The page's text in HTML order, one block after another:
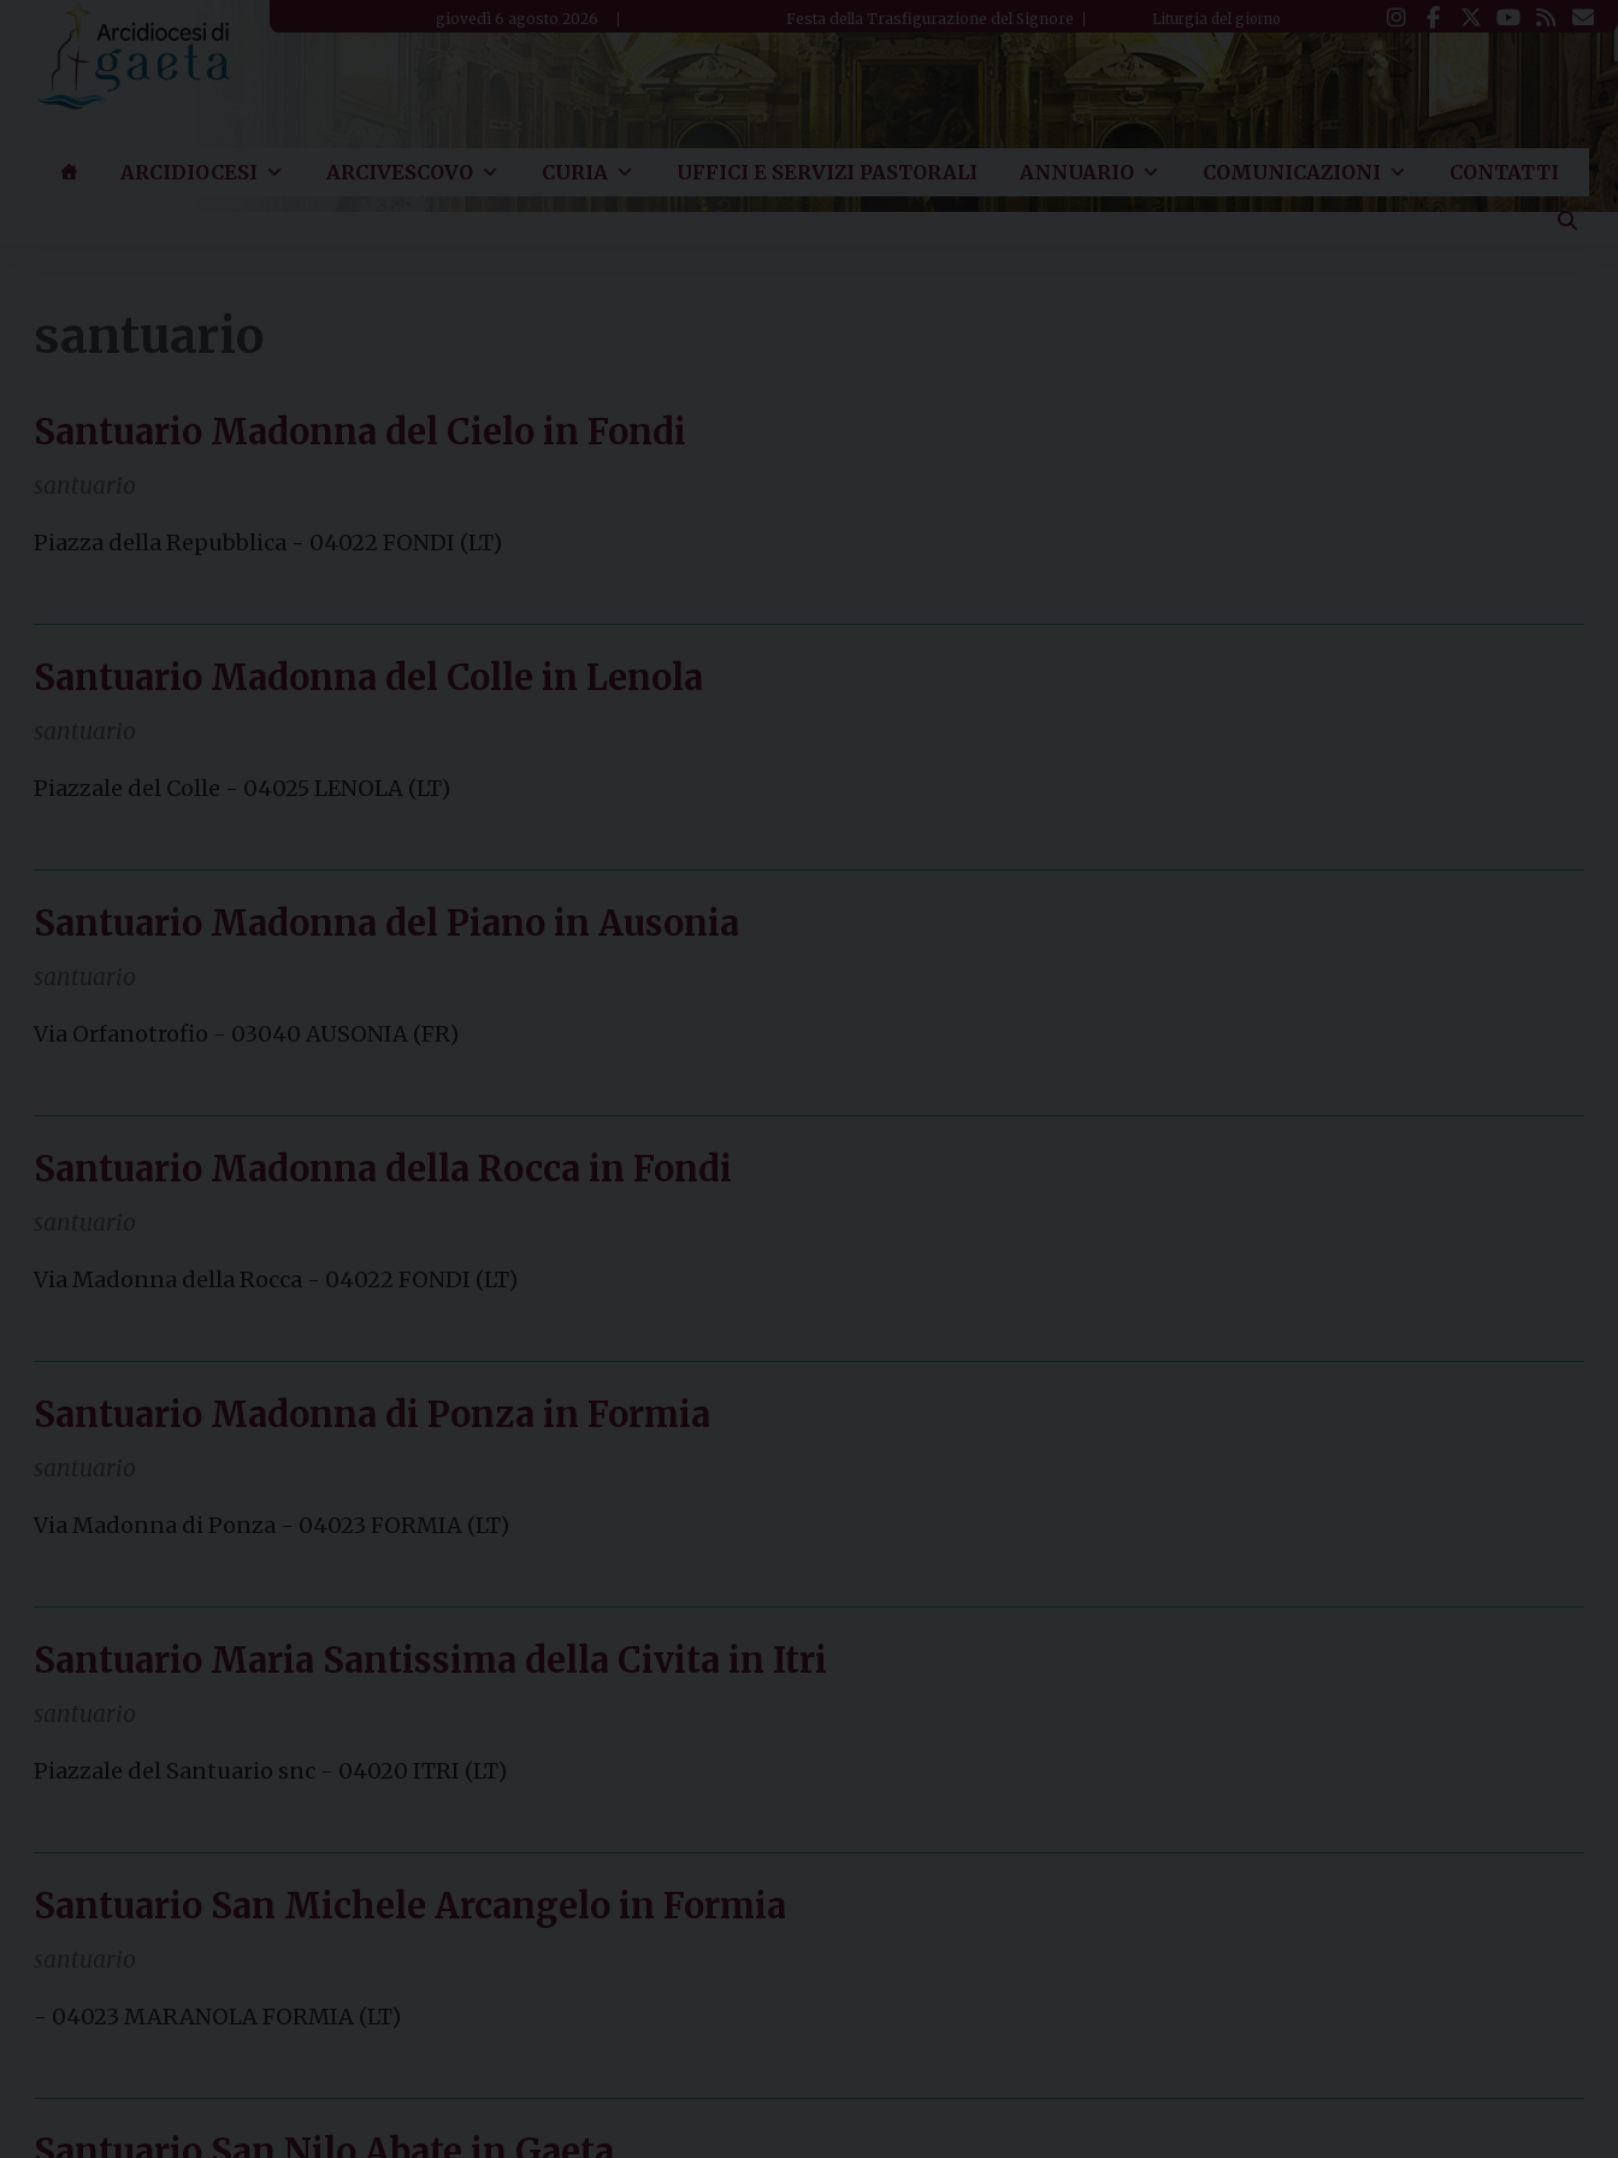
content
giovedì 6 agosto 2026 Festa della Trasfigurazione del Signore Liturgia del giorno
ARCIDIOCESI ARCIVESCOVO CURIA UFFICI E SERVIZI PASTORALI ANNUARIO COMUNICAZIONI CONTATTI
santuario
Santuario Madonna del Cielo in Fondi
Piazza della Repubblica - 04022 FONDI (LT)
Santuario Madonna del Colle in Lenola
Piazzale del Colle - 04025 LENOLA (LT)
Santuario Madonna del Piano in Ausonia
Via Orfanotrofio - 03040 AUSONIA (FR)
Santuario Madonna della Rocca in Fondi
Via Madonna della Rocca - 04022 FONDI (LT)
Santuario Madonna di Ponza in Formia
Via Madonna di Ponza - 04023 FORMIA (LT)
Santuario Maria Santissima della Civita in Itri
Piazzale del Santuario snc - 04020 ITRI (LT)
Santuario San Michele Arcangelo in Formia
- 04023 MARANOLA FORMIA (LT)